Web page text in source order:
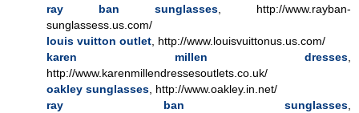
ray ban sunglasses , http://www.rayban-
sunglassess.us.com/
louis vuitton outlet , http://www.louisvuittonus.us.com/
karen millen dresses
http://www.karenmillendressesoutlets.co.uk/
oakley sunglasses , http://www.oakley.in.net/
ray ban sunglasses